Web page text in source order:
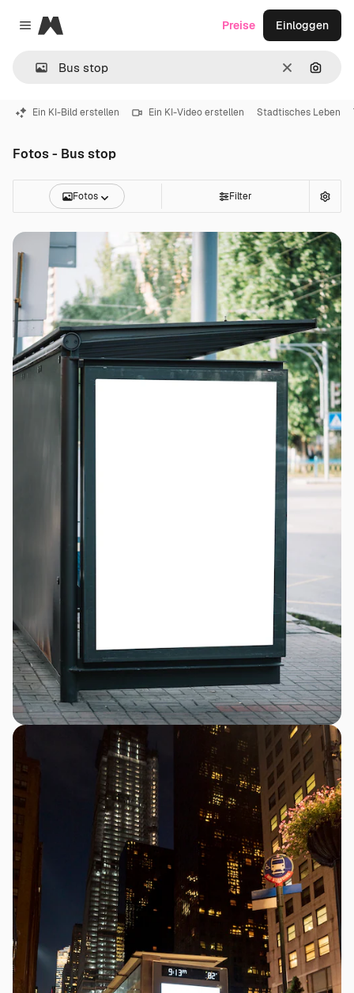
Close menu
Magnific
LöschenNach
Preise Einloggen
Ein KI-Bild erstellen Ein KI-Video erstellen Stadtisches Leben
Fotos - Bus stop
Fotos Filter